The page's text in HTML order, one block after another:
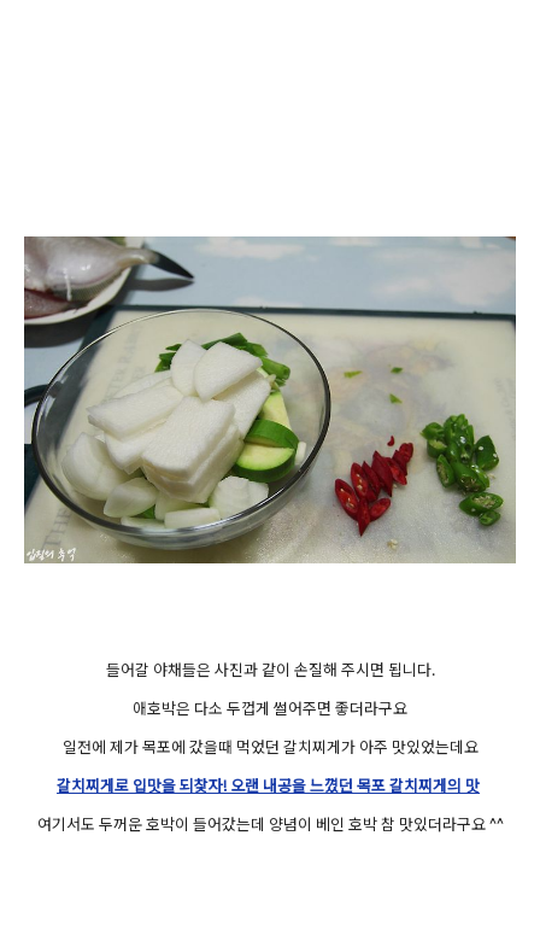
들어갈 야채들은 사진과 같이 손질해 주시면 됩니다.
애호박은 다소 두껍게 썰어주면 좋더라구요
일전에 제가 목포에 갔을때 먹었던 갈치찌게가 아주 맛있었는데요
갈치찌게로 입맛을 되찾자! 오랜 내공을 느꼈던 목포 갈치찌게의 맛
여기서도 두꺼운 호박이 들어갔는데 양념이 베인 호박 참 맛있더라구요 ^^